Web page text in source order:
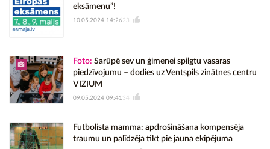
eksāmenu”!
10.05.2024 14:2623
Foto: Sarūpē sev un ģimenei spilgtu vasaras
piedzīvojumu – dodies uz Ventspils zinātnes centru
VIZIUM
09.05.2024 09:41 34
Futbolista mamma: apdrošināšana kompensēja
traumu un palīdzēja tikt pie jauna ekipējuma